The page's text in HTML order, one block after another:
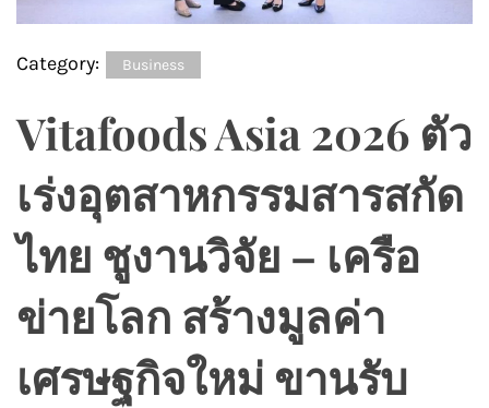
Category: Business
Vitafoods Asia 2026 ตัว
เร่งอุตสาหกรรมสารสกัด
ไทย ชูงานวิจัย – เครือ
ข่ายโลก สร้างมูลค่า
เศรษฐกิจใหม่ ขานรับ